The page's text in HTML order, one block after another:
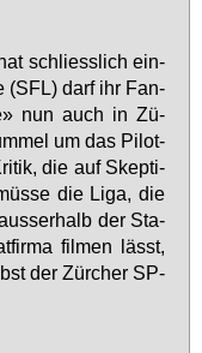
schliess­lich ein­
(SFL) darf ihr Fan­
nun auch in Zü­
um das Pi­lot­
die auf Skep­ti­
die Li­ga, die
der Sta­
fil­men lässt,
der Zür­cher SP-